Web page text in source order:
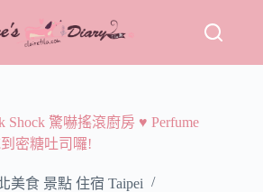
Shock 驚嚇搖滾廚房 ♥ Perfume
密糖吐司囉!
美食 景點 住宿 Taipei